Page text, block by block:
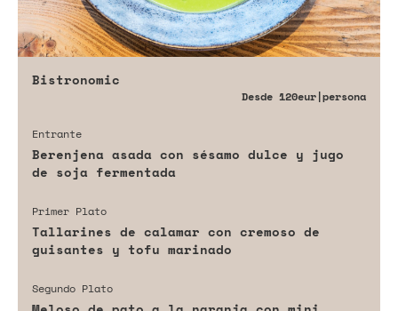
Bistronomic
Desde 120eur|persona
Entrante
Berenjena asada con sésamo dulce y jugo
de soja fermentada
Primer Plato
Tallarines de calamar con cremoso de
guisantes y tofu marinado
Segundo Plato